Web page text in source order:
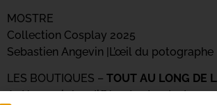
MOSTRE
Collection Cosplay 2025
Sebastien Angevin |L’œil du potographe
LES BOUTIQUES – TOUT AU LONG DE
A découvrir, les différents stands de